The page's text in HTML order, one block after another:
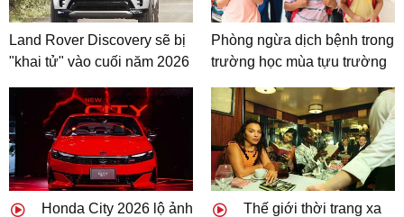
Land Rover Discovery sẽ bị
"khai tử" vào cuối năm 2026
Phòng ngừa dịch bệnh trong
trường học mùa tựu trường
Honda City 2026 lộ ảnh Thế giới thời trang xa